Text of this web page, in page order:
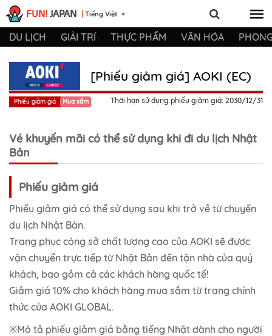
FUN! JAPAN Tiếng Việt
DU LỊCH GIẢI TRÍ THỰC PHẨM VĂN HÓA
[Phiếu giảm giá] AOKI (EC)
Phiếu giảm giá Mua sắm Thời hạn sử dụng phiếu giảm giá: 2030/12/31
Vé khuyến mãi có thể sử dụng khi đi du lịch Nhật
Bản
Phiếu giảm giá
Phiếu giảm giá có thể sử dụng sau khi trở về từ chuyến
du lịch Nhật Bản.
Trang phục công sở chất lượng cao của AOKI sẽ được
vận chuyển trực tiếp từ Nhật Bản đến tận nhà của quý
khách, bao gồm cả các khách hàng quốc tế!
Giảm giá 10% cho khách hàng mua sắm từ trang chính
thức của AOKI GLOBAL.
※Mô tả phiếu giảm giá bằng tiếng Nhật dành cho người